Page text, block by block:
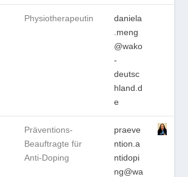
Physiotherapeutin
daniela
.meng
@wako
-
deutsc
hland.d
e
Präventions-
Beauftragte für
Anti-Doping
praeve
ntion.a
ntidopi
ng@wa